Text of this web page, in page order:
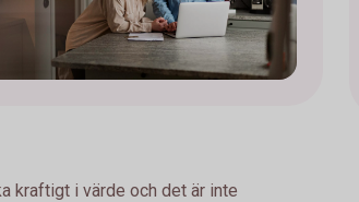
kraftigt i värde och det är inte